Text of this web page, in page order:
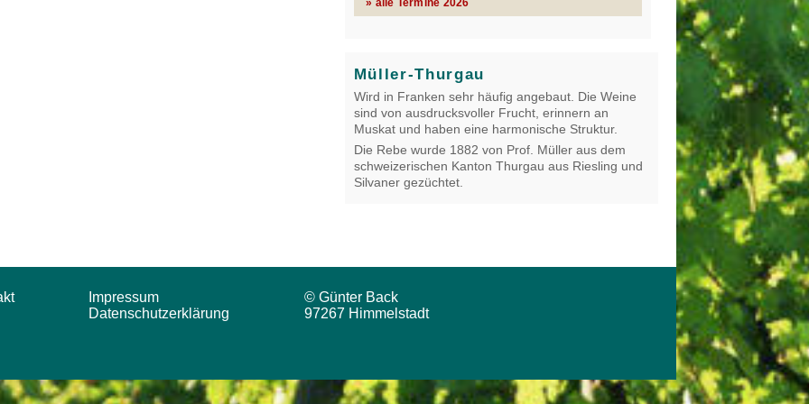
» alle Termine 2026
Müller-Thurgau
Wird in Franken sehr häufig angebaut. Die Weine
sind von ausdrucksvoller Frucht, erinnern an
Muskat und haben eine harmonische Struktur.
Die Rebe wurde 1882 von Prof. Müller aus dem
schweizerischen Kanton Thurgau aus Riesling und
Silvaner gezüchtet.
Impressum
Datenschutzerklärung
© Günter Back
97267 Himmelstadt